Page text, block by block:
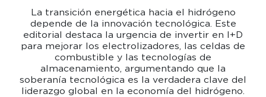
La transición energética hacia el hidrógeno
depende de la innovación tecnológica. Este
editorial destaca la urgencia de invertir en I+D
para mejorar los electrolizadores, las celdas de
combustible y las tecnologías de
almacenamiento, argumentando que la
soberanía tecnológica es la verdadera clave del
liderazgo global en la economía del hidrógeno.